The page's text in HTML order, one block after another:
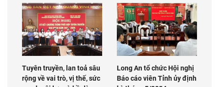
Tuyên truyền, lan toả sâu
rộng về vai trò, vị thế, sức
Long An tổ chức Hội nghị
Báo cáo viên Tỉnh ủy định